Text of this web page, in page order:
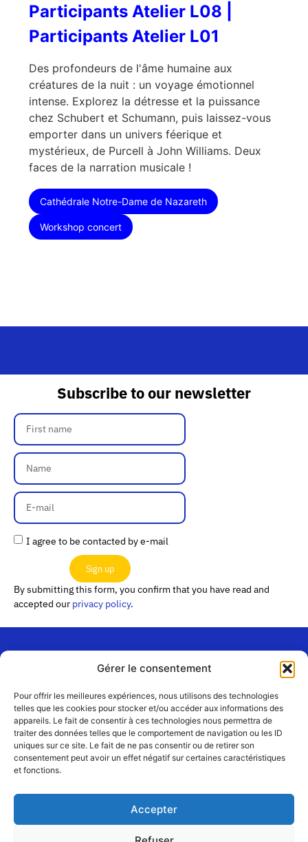
Gérer le consentement
Pour offrir les meilleures expériences, nous utilisons des technologies
telles que les cookies pour stocker et/ou accéder aux informations des
appareils. Le fait de consentir à ces technologies nous permettra de
traiter des données telles que le comportement de navigation ou les ID
uniques sur ce site. Le fait de ne pas consentir ou de retirer son
consentement peut avoir un effet négatif sur certaines caractéristiques
et fonctions.
Accepter
Participants Atelier L08 |
Participants Atelier L01
Des profondeurs de l'âme humaine aux
créatures de la nuit : un voyage émotionnel
intense. Explorez la détresse et la puissance
chez Schubert et Schumann, puis laissez-vous
emporter dans un univers féerique et
mystérieux, de Purcell à John Williams. Deux
faces de la narration musicale !
Cathédrale Notre-Dame de Nazareth
Workshop concert
Subscribe to our newsletter
I agree to be contacted by e-mail
Sign up
By submitting this form, you confirm that you have read and
accepted our privacy policy.
Contact
Team
Partners
of use
Passerelles”
24 Avenue
Joannès
Masset
CS51001
+33 4 72 19
83 40 //
secretariat@choralies.org
Join us